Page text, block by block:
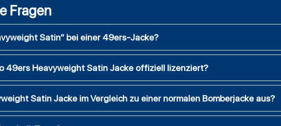
Fragen
Satin“ bei einer 49ers-Jacke?
49ers Heavyweight Satin Jacke offiziell lizenziert?
Satin Jacke im Vergleich zu einer normalen Bomberjacke aus?